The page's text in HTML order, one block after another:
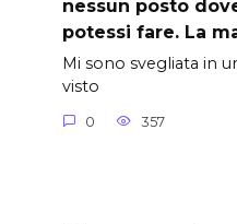
nessun posto
potessi fare. La
Mi sono svegliata in
visto
0 357